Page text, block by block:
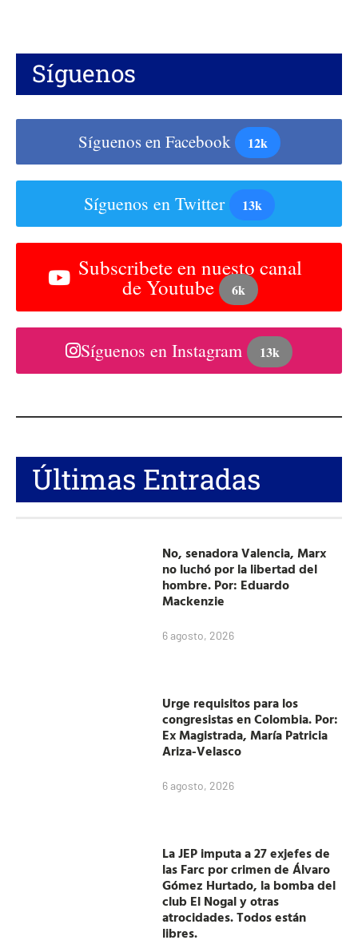
Síguenos
Síguenos en Facebook 12k
Síguenos en Twitter 13k
Subscribete en nuesto canal
de Youtube 6k
Síguenos en Instagram 13k
Últimas Entradas
No, senadora Valencia, Marx
no luchó por la libertad del
hombre. Por: Eduardo
Mackenzie
6 agosto, 2026
Urge requisitos para los
congresistas en Colombia. Por:
Ex Magistrada, María Patricia
Ariza-Velasco
6 agosto, 2026
La JEP imputa a 27 exjefes de
las Farc por crimen de Álvaro
Gómez Hurtado, la bomba del
club El Nogal y otras
atrocidades. Todos están
libres.